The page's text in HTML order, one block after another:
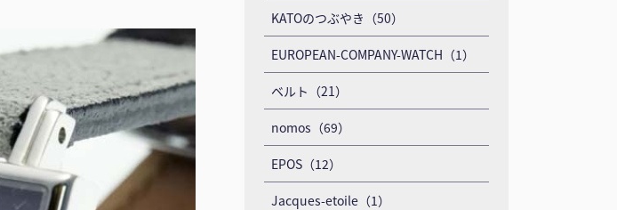
KATOのつぶやき（50）
EUROPEAN-COMPANY-WATCH（1）
ベルト（21）
nomos（69）
EPOS（12）
Jacques-etoile（1）